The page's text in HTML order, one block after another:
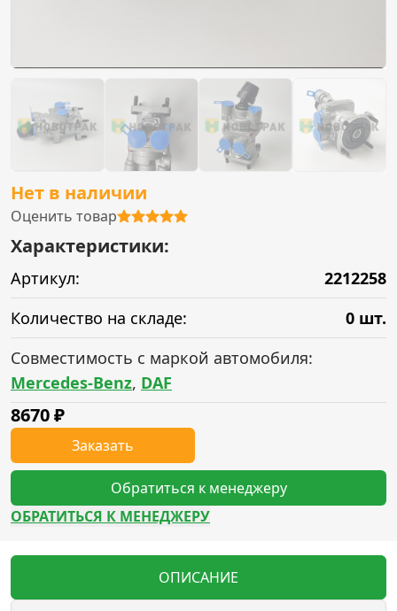
Нет в наличии
Оценить товар
Характеристики:
Артикул:
2212258
Количество на складе:
0 шт.
Совместимость с маркой автомобиля:
Mercedes-Benz, DAF
8670₽
Заказать
Обратиться к менеджеру
ОБРАТИТЬСЯ К МЕНЕДЖЕРУ
ОПИСАНИЕ